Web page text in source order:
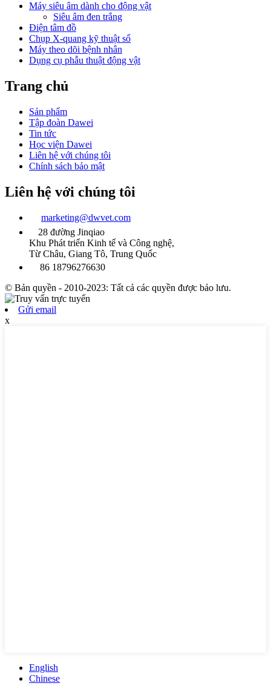
Máy siêu âm dành cho động vật
Siêu âm đen trắng
Điện tâm đồ
Chụp X-quang kỹ thuật số
Máy theo dõi bệnh nhân
Dụng cụ phẫu thuật động vật
Trang chủ
Sản phẩm
Tập đoàn Dawei
Tin tức
Học viện Dawei
Liên hệ với chúng tôi
Chính sách bảo mật
Liên hệ với chúng tôi
marketing@dwvet.com
28 đường Jinqiao
Khu Phát triển Kinh tế và Công nghệ,
Từ Châu, Giang Tô, Trung Quốc
86 18796276630
© Bản quyền - 2010-2023: Tất cả các quyền được bảo lưu.
Gửi email
x
English
Chinese